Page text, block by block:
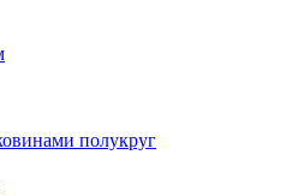
полукруг